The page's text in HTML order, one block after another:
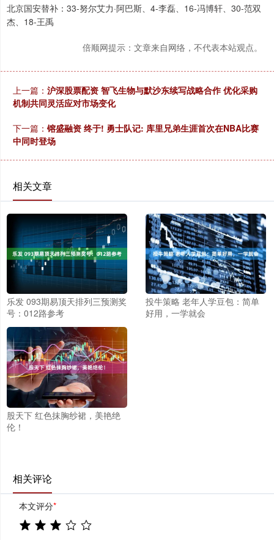
北京国安替补：33-努尔艾力·阿巴斯、4-李磊、16-冯博轩、30-范双
杰、18-王禹
倍顺网提示：文章来自网络，不代表本站观点。
上一篇： 沪深股票配资 智飞生物与默沙东续写战略合作 优化采购
机制共同灵活应对市场变化
下一篇： 镕盛融资 终于! 勇士队记: 库里兄弟生涯首次在NBA比赛
中同时登场
相关文章
乐发 093期易顶天排列三预测奖
号：012路参考
投牛策略 老年人学豆包：简单
好用，一学就会
股天下 红色抹胸纱裙，美艳绝
伦！
相关评论
本文评分*